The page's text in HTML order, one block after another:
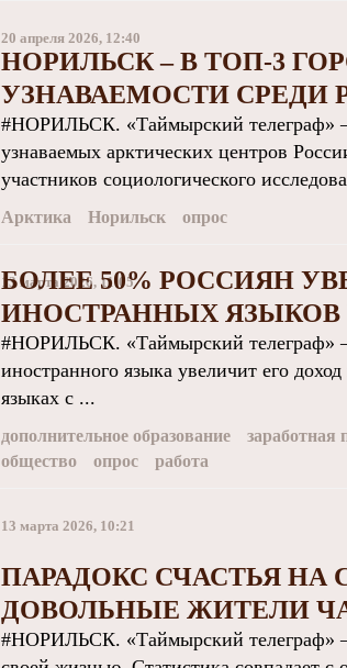
20 апреля 2026, 12:40
НОРИЛЬСК – В ТОП‑3
УЗНАВАЕМОСТИ СРЕДИ
#НОРИЛЬСК. «Таймырский телеграф»
узнаваемых арктических центров
участников социологического
Арктика Норильск опрос
13 марта 2026, 11:05
БОЛЕЕ 50% РОССИЯН
ИНОСТРАННЫХ ЯЗЫКОВ
#НОРИЛЬСК. «Таймырский телеграф»
иностранного языка увеличит его
языках с ...
дополнительное образование заработная
общество
опрос работа
13 марта 2026, 10:21
ПАРАДОКС СЧАСТЬЯ
ДОВОЛЬНЫЕ ЖИТЕЛИ
#НОРИЛЬСК. «Таймырский телеграф»